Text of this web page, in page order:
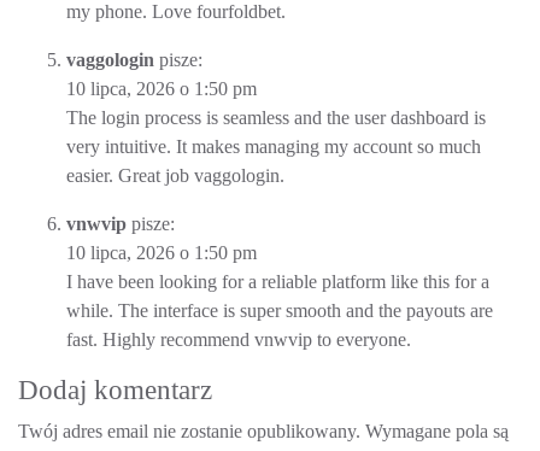
my phone. Love fourfoldbet.
vaggologin pisze:
10 lipca, 2026 o 1:50 pm
The login process is seamless and the user dashboard is
very intuitive. It makes managing my account so much
easier. Great job vaggologin.
vnwvip pisze:
10 lipca, 2026 o 1:50 pm
I have been looking for a reliable platform like this for a
while. The interface is super smooth and the payouts are
fast. Highly recommend vnwvip to everyone.
Dodaj komentarz
Twój adres email nie zostanie opublikowany. Wymagane pola są